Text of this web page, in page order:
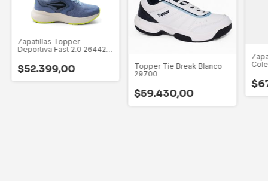
Zapatillas Topper
Deportiva Fast 2.0 26442 -
$52.399,00
Topper Tie Break Blanco
29700
$59.430,00